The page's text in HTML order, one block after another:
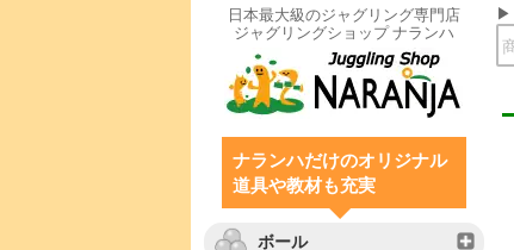
日本最大級のジャグリング専門店
ジャグリングショップ ナランハ
ナランハだけのオリジナル
道具や教材も充実
ボール